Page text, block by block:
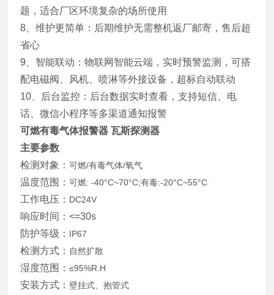
题，适合厂区环境复杂的场所使用
8、维护更简单：后期维护无需整机返厂邮寄，售后超
省心
9、智能联动：物联网智能云端，实时预警监测，可搭
配电磁阀、风机、喷淋等外接设备，超标自动联动
10、后台监控：后台数据实时查看，支持短信、电
话、微信小程序等多渠道通知报警
可燃有毒气体报警器 瓦斯探测器
主要参数
检测对象：可燃/有毒气体/氧气
温度范围：可燃: -40°C~70°C;有毒:-20°C~55°C
工作电压： DC24V
响应时间：<=30s
防护等级： IP67
检测方式： 自然扩散
湿度范围：≤95%R.H
安装方式：壁挂式、抱管式